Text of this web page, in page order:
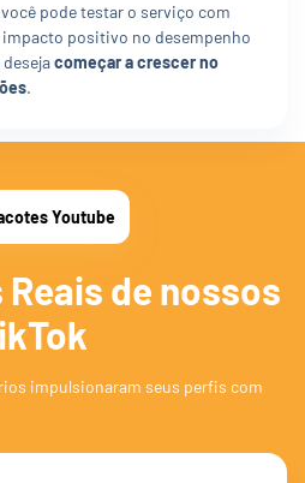
pode testar o serviço com
impacto positivo no desempenho
começar a crescer no
.
Youtube
de nossos
impulsionaram seus perfis com